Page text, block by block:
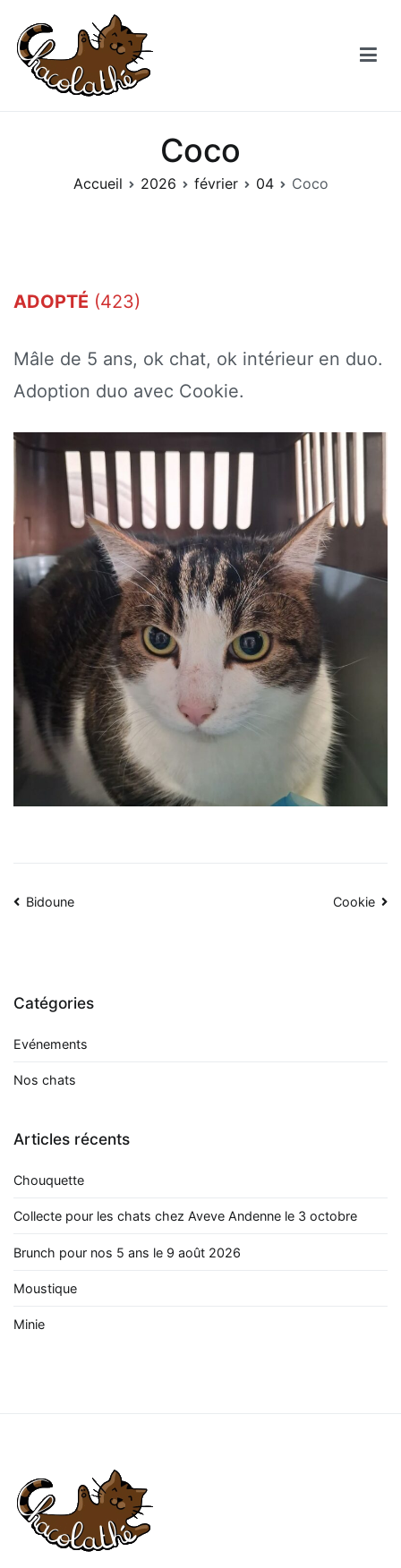
contenu
Coco
Accueil 2026 février 04 Coco
ADOPTÉ (423)
Mâle de 5 ans, ok chat, ok intérieur en duo.
Adoption duo avec Cookie.
Navigation
Bidoune Cookie
Catégories
Evénements
Nos chats
Articles récents
Chouquette
Collecte pour les chats chez Aveve Andenne le 3 octobre
Brunch pour nos 5 ans le 9 août 2026
Moustique
Minie